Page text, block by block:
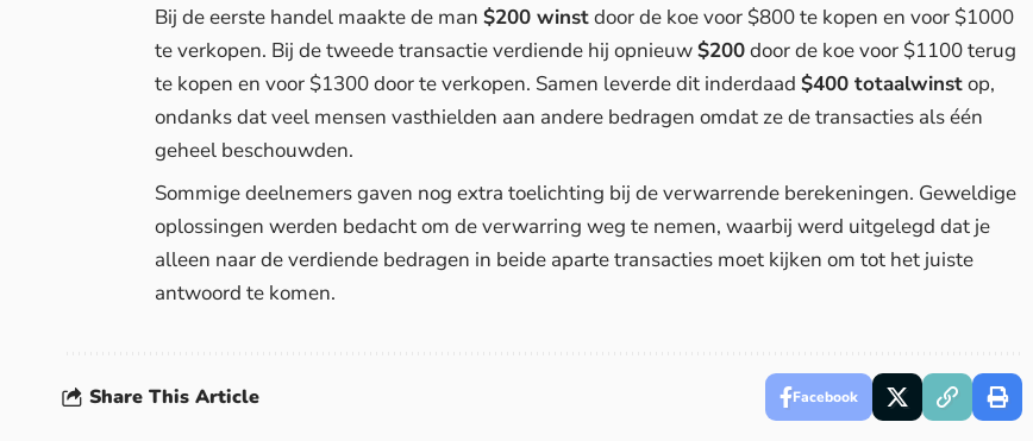
Bij de eerste handel maakte de man $200 winstdoor de koe voor $800 te kopen en voor $1000
te verkopen. Bij de tweede transactie verdiende hij opnieuw$200door de koe voor $1100 terug
te kopen en voor $1300 door te verkopen. Samen leverde dit inderdaad $400 totaalwinstop,
ondanks dat veel mensen vasthielden aan andere bedragen omdat ze de transacties als één
geheel beschouwden.
Sommige deelnemers gaven nog extra toelichting bij de verwarrende berekeningen. Geweldige
oplossingen werden bedacht om de verwarring weg te nemen, waarbij werd uitgelegd dat je
alleen naar de verdiende bedragen in beide aparte transacties moet kijken om tot het juiste
antwoord te komen.
Share This Article Facebook